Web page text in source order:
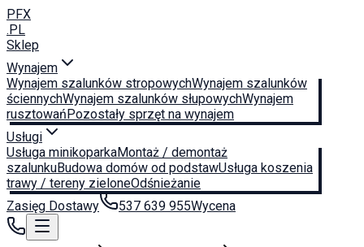
PFX
.PL
Sklep
Wynajem
Wynajem szalunków stropowychWynajem szalunków
ściennychWynajem szalunków słupowychWynajem
rusztowańPozostały sprzęt na wynajem
Usługi
Usługa minikoparkaMontaż / demontaż
szalunkuBudowa domów od podstawUsługa koszenia
trawy / tereny zieloneOdśnieżanie
Zasięg Dostawy
537 639 955Wycena